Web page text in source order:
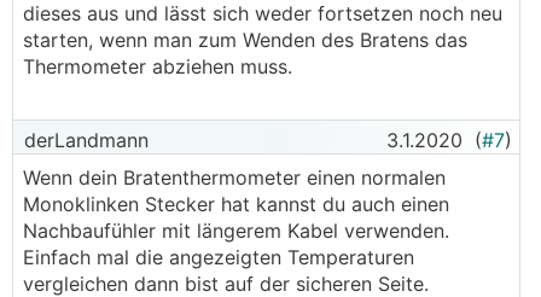
dieses aus und lässt sich weder fortsetzen noch neu
starten, wenn man zum Wenden des Bratens das
Thermometer abziehen muss.
derLandmann 3.1.2020 (#7)
Wenn dein Bratenthermometer einen normalen
Monoklinken Stecker hat kannst du auch einen
Nachbaufühler mit längerem Kabel verwenden.
Einfach mal die angezeigten Temperaturen
vergleichen dann bist auf der sicheren Seite.